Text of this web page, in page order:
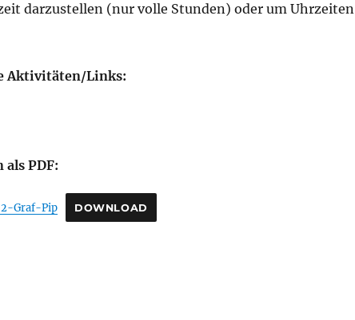
darzustellen (nur volle Stunden) oder um
Aktivitäten/Links:
PDF:
Graf-Pip DOWNLOAD